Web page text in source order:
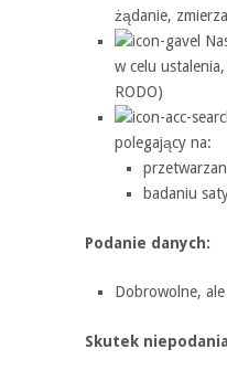
żądanie,
w celu
RODO)
polegający na:
badaniu
Podanie danych:
Dobrowolne,
Skutek